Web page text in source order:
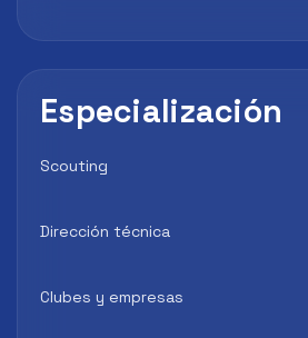
Especialización
Scouting
Dirección técnica
Clubes y empresas